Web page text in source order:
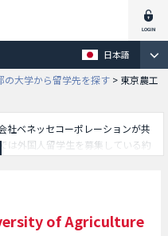
日本語
の大学から留学先を探す > 東京農工
社ベネッセコーポレーションが共
は外国人留学生を募集している約
入試情報、施設案内、アクセス
るので是非ご利用ください。
of Agriculture